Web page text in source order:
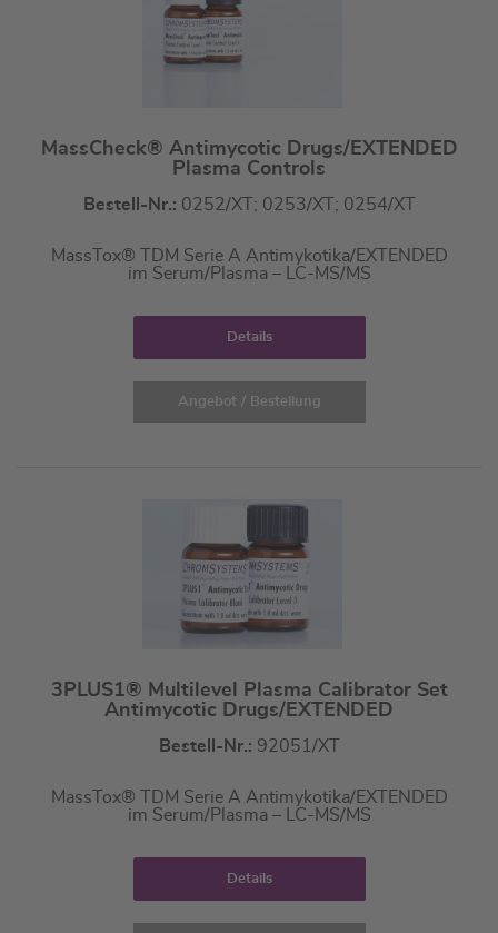
MassCheck® Antimycotic Drugs/EXTENDED
Plasma Controls
Bestell-Nr.: 0252/XT; 0253/XT; 0254/XT
MassTox® TDM Serie A Antimykotika/EXTENDED
im Serum/Plasma – LC-MS/MS
Details
Angebot / Bestellung
3PLUS1® Multilevel Plasma Calibrator Set
Antimycotic Drugs/EXTENDED
Bestell-Nr.: 92051/XT
MassTox® TDM Serie A Antimykotika/EXTENDED
im Serum/Plasma – LC-MS/MS
Details